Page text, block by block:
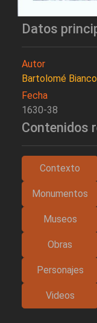
Datos
Autor
Bartolomé Bianco
Fecha
1630-38
Contenidos
Contexto
Monumentos
Museos
Obras
Personajes
Videos